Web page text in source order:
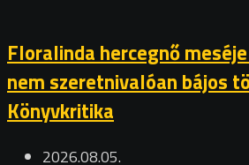
Floralinda hercegnő
nem szeretnivalóan bájos
Könyvkritika
2026.08.05.